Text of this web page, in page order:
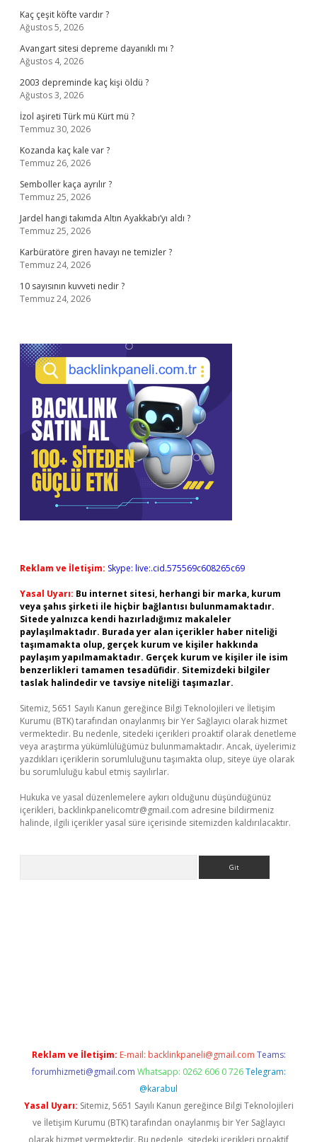
Kaç çeşit köfte vardır ?
Ağustos 5, 2026
Avangart sitesi depreme dayanıklı mı ?
Ağustos 4, 2026
2003 depreminde kaç kişi öldü ?
Ağustos 3, 2026
İzol aşireti Türk mü Kürt mü ?
Temmuz 30, 2026
Kozanda kaç kale var ?
Temmuz 26, 2026
Semboller kaça ayrılır ?
Temmuz 25, 2026
Jardel hangi takımda Altın Ayakkabı’yı aldı ?
Temmuz 25, 2026
Karbüratöre giren havayı ne temizler ?
Temmuz 24, 2026
10 sayısının kuvveti nedir ?
Temmuz 24, 2026
Reklam ve İletişim: Skype: live:.cid.575569c608265c69
Yasal Uyarı: Bu internet sitesi, herhangi bir marka, kurum
veya şahıs şirketi ile hiçbir bağlantısı bulunmamaktadır.
Sitede yalnızca kendi hazırladığımız makaleler
paylaşılmaktadır. Burada yer alan içerikler haber niteliği
taşımamakta olup, gerçek kurum ve kişiler hakkında
paylaşım yapılmamaktadır. Gerçek kurum ve kişiler ile isim
benzerlikleri tamamen tesadüfidir. Sitemizdeki bilgiler
taslak halindedir ve tavsiye niteliği taşımazlar.
Sitemiz, 5651 Sayılı Kanun gereğince Bilgi Teknolojileri ve İletişim
Kurumu (BTK) tarafından onaylanmış bir Yer Sağlayıcı olarak hizmet
vermektedir. Bu nedenle, sitedeki içerikleri proaktif olarak denetleme
veya araştırma yükümlülüğümüz bulunmamaktadır. Ancak, üyelerimiz
yazdıkları içeriklerin sorumluluğunu taşımakta olup, siteye üye olarak
bu sorumluluğu kabul etmiş sayılırlar.
Hukuka ve yasal düzenlemelere aykırı olduğunu düşündüğünüz
içerikleri, backlinkpanelicomtr@gmail.com adresine bildirmeniz
halinde, ilgili içerikler yasal süre içerisinde sitemizden kaldırılacaktır.
Reklam ve İletişim: E-mail: backlinkpaneli@gmail.com Teams:
forumhizmeti@gmail.com Whatsapp: 0262 606 0 726 Telegram:
@karabul
Yasal Uyarı: Sitemiz, 5651 Sayılı Kanun gereğince Bilgi Teknolojileri
ve İletişim Kurumu (BTK) tarafından onaylanmış bir Yer Sağlayıcı
olarak hizmet vermektedir. Bu nedenle, sitedeki içerikleri proaktif